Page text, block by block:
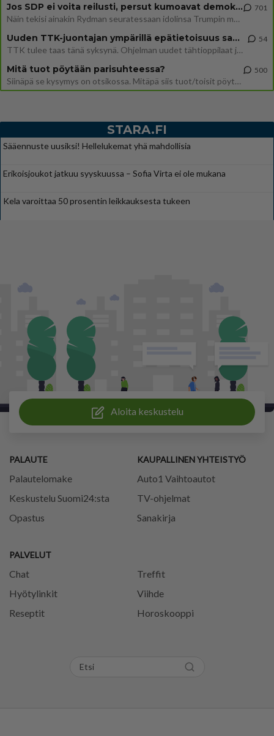
Jos SDP ei voita reilusti, persut kumoavat demokratian Suomesta
Näin tekisi ainakin Rydman seuratessaan idolinsa Trumpin mallia https://www.is.fi/politiikka/art-2000012187244.html
701
Uuden TTK-juontajan ympärillä epätietoisuus sakenee - Nyt MTV hämmentää soppaa
TTK tulee taas tänä syksynä. Ohjelman uudet tähtioppilaat julkistetaan torstaina 6. elokuuta klo 14 alkavassa lehdistö
54
Mitä tuot pöytään parisuhteessa?
Siinäpä se kysymys on otsikossa. Mitäpä siis tuot/toisit pöytään parisuhteessa? Oletko mies vai nainen? Koetko sen mitä
500
STARA.FI
Sääennuste uusiksi! Hellelukemat yhä mahdollisia
Erikoisjoukot jatkuu syyskuussa – Sofia Virta ei ole mukana
Kela varoittaa 50 prosentin leikkauksesta tukeen
Aloita keskustelu
PALAUTE
Palautelomake
Keskustelu Suomi24:sta
Opastus
PALVELUT
Chat
Treffit
Hyötylinkit
Viihde
Reseptit
Horoskooppi
KAUPALLINEN YHTEISTYÖ
Auto1 Vaihtoautot
TV-ohjelmat
Sanakirja